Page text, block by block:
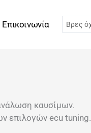
Επικοινωνία
Search
...
καυσίμων.
επιλογών ecu tuning.